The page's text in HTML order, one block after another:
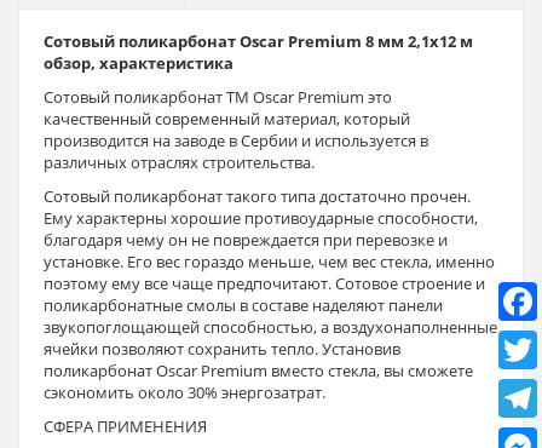
Сотовый поликарбонат Oscar Premium 8 мм 2,1х12 м
обзор, характеристика
Сотовый поликарбонат ТМ Oscar Premium это
качественный современный материал, который
производится на заводе в Сербии и используется в
различных отраслях строительства.
Сотовый поликарбонат такого типа достаточно прочен.
Ему характерны хорошие противоударные способности,
благодаря чему он не повреждается при перевозке и
установке. Его вес гораздо меньше, чем вес стекла, именно
поэтому ему все чаще предпочитают. Сотовое строение и
поликарбонатные смолы в составе наделяют панели
звукопоглощающей способностью, а воздухонаполненные
ячейки позволяют сохранить тепло. Установив
поликарбонат Oscar Premium вместо стекла, вы сможете
сэкономить около 30% энергозатрат.
СФЕРА ПРИМЕНЕНИЯ